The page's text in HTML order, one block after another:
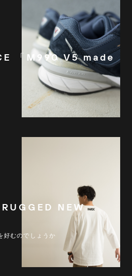
「M990 V5 made
NEW
好むのでしょうか